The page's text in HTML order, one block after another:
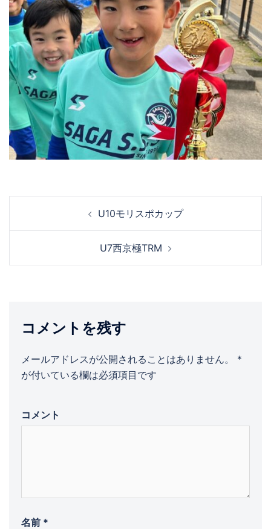
ゲ
ン
U10モリスポカップ
U7西京極TRM
コメントを残す
メールアドレスが公開されることはありません。
*
が付いている欄は必須項目です
コメント
名前 *